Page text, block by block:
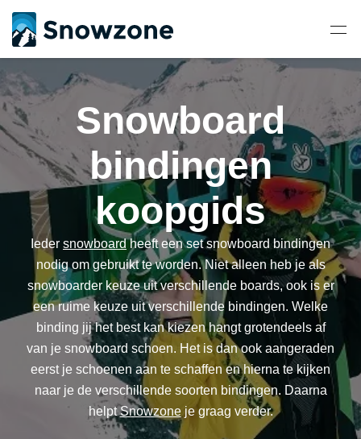
Snowboard
bindingen
koopgids
Ieder snowboardheeft een set snowboard bindingen
nodig om gebruikt te worden. Niet alleen heb je als
snowboarder keuze uit verschillende boards, ook is er
een ruime keuze uit verschillende bindingen. Welke
binding jij het best kan kiezen hangt grotendeels af
van je snowboard schoen. Het is dan ook aangeraden
eerst je schoenen aan te schaffen en hierna te kijken
naar je de verschillende soorten bindingen. Daarna
helptSnowzoneje graag verder.